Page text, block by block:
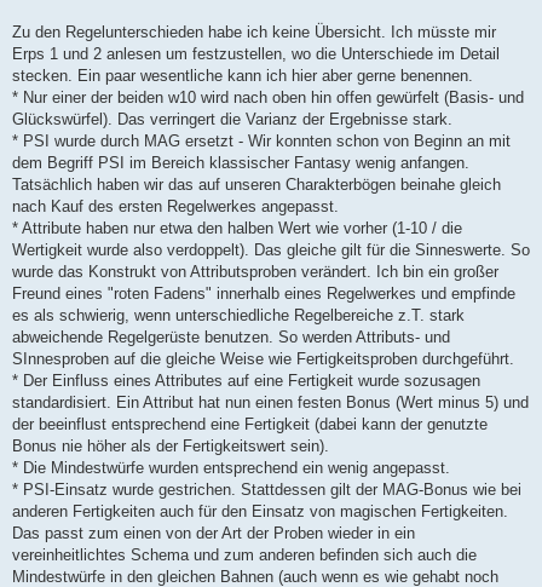
Zu den Regelunterschieden habe ich keine Übersicht. Ich müsste mir
Erps 1 und 2 anlesen um festzustellen, wo die Unterschiede im Detail
stecken. Ein paar wesentliche kann ich hier aber gerne benennen.
* Nur einer der beiden w10 wird nach oben hin offen gewürfelt (Basis- und
Glückswürfel). Das verringert die Varianz der Ergebnisse stark.
* PSI wurde durch MAG ersetzt - Wir konnten schon von Beginn an mit
dem Begriff PSI im Bereich klassischer Fantasy wenig anfangen.
Tatsächlich haben wir das auf unseren Charakterbögen beinahe gleich
nach Kauf des ersten Regelwerkes angepasst.
* Attribute haben nur etwa den halben Wert wie vorher (1-10 / die
Wertigkeit wurde also verdoppelt). Das gleiche gilt für die Sinneswerte. So
wurde das Konstrukt von Attributsproben verändert. Ich bin ein großer
Freund eines "roten Fadens" innerhalb eines Regelwerkes und empfinde
es als schwierig, wenn unterschiedliche Regelbereiche z.T. stark
abweichende Regelgerüste benutzen. So werden Attributs- und
SInnesproben auf die gleiche Weise wie Fertigkeitsproben durchgeführt.
* Der Einfluss eines Attributes auf eine Fertigkeit wurde sozusagen
standardisiert. Ein Attribut hat nun einen festen Bonus (Wert minus 5) und
der beeinflust entsprechend eine Fertigkeit (dabei kann der genutzte
Bonus nie höher als der Fertigkeitswert sein).
* Die Mindestwürfe wurden entsprechend ein wenig angepasst.
* PSI-Einsatz wurde gestrichen. Stattdessen gilt der MAG-Bonus wie bei
anderen Fertigkeiten auch für den Einsatz von magischen Fertigkeiten.
Das passt zum einen von der Art der Proben wieder in ein
vereinheitlichtes Schema und zum anderen befinden sich auch die
Mindestwürfe in den gleichen Bahnen (auch wenn es wie gehabt noch